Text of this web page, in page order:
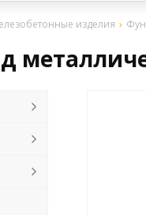
изделия